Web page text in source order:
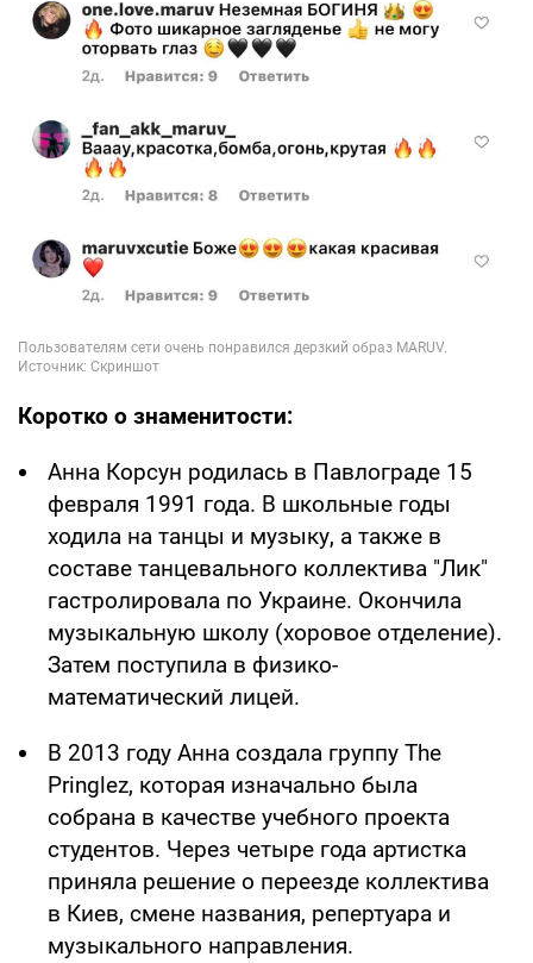
Коротко о знаменитости:
Анна Корсун родилась в Павлограде 15
февраля 1991 года. В школьные годы
ходила на танцы и музыку, а также в
составе танцевального коллектива "Лик"
гастролировала по Украине. Окончила
музыкальную школу (хоровое отделение).
Затем поступила в физико-
математический лицей.
В 2013 году Анна создала группу The
Pringlez, которая изначально была
собрана в качестве учебного проекта
студентов. Через четыре года артистка
приняла решение о переезде коллектива
в Киев, смене названия, репертуара и
музыкального направления.